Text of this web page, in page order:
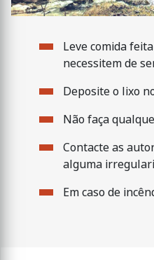
Leve comida
necessitem de
Deposite o lixo
Não faça
Contacte as
alguma
Em caso de